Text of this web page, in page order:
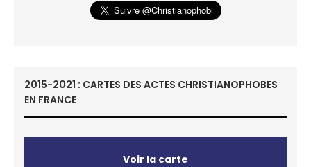
2015-2021 : CARTES DES ACTES CHRISTIANOPHOBES
EN FRANCE
Voir la carte